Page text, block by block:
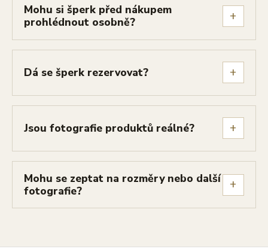
Mohu si šperk před nákupem
prohlédnout osobně?
+
Dá se šperk rezervovat? +
Jsou fotografie produktů reálné? +
Mohu se zeptat na rozměry nebo další
fotografie?
+